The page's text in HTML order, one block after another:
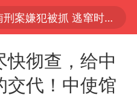
河南刑案嫌犯被抓 逃窜时伤害多人
马克·艾伦退出斯诺克中国公开赛
新疆优化调整景区内自驾服务费
彻查，给中
交代！中使馆